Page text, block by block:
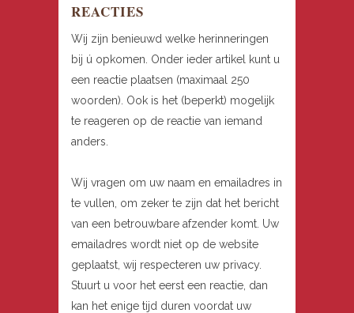
REACTIES
Wij zijn benieuwd welke herinneringen
bij ú opkomen. Onder ieder artikel kunt u
een reactie plaatsen (maximaal 250
woorden). Ook is het (beperkt) mogelijk
te reageren op de reactie van iemand
anders.
Wij vragen om uw naam en emailadres in
te vullen, om zeker te zijn dat het bericht
van een betrouwbare afzender komt. Uw
emailadres wordt niet op de website
geplaatst, wij respecteren uw privacy.
Stuurt u voor het eerst een reactie, dan
kan het enige tijd duren voordat uw